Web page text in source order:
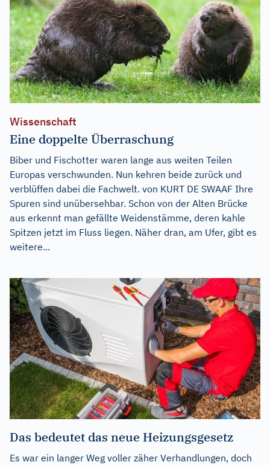
Wissenschaft
Eine doppelte Überraschung
Biber und Fischotter waren lange aus weiten Teilen
Europas verschwunden. Nun kehren beide zurück und
verblüffen dabei die Fachwelt. von KURT DE SWAAF Ihre
Spuren sind unübersehbar. Schon von der Alten Brücke
aus erkennt man gefällte Weidenstämme, deren kahle
Spitzen jetzt im Fluss liegen. Näher dran, am Ufer, gibt es
weitere...
Das bedeutet das neue Heizungsgesetz
Es war ein langer Weg voller zäher Verhandlungen, doch